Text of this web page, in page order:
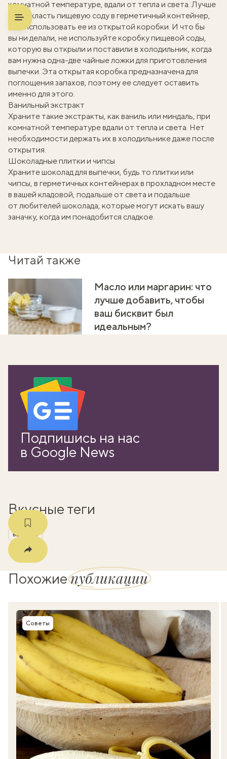
комнатной температуре, вдали от тепла и света. Лучше
всего класть пищевую соду в герметичный контейнер,
а не использовать ее из открытой коробки. И что бы
вы ни делали, не используйте коробку пищевой соды,
которую вы открыли и поставили в холодильник, когда
вам нужна одна-две чайные ложки для приготовления
выпечки. Эта открытая коробка предназначена для
поглощения запахов, поэтому ее следует оставить
именно для этого.
Ванильный экстракт
Храните такие экстракты, как ваниль или миндаль, при
комнатной температуре вдали от тепла и света. Нет
необходимости держать их в холодильнике даже после
открытия.
Шоколадные плитки и чипсы
Храните шоколад для выпечки, будь то плитки или
чипсы, в герметичных контейнерах в прохладном месте
в вашей кладовой, подальше от света и подальше
от любителей шоколада, которые могут искать вашу
заначку, когда им понадобится сладкое.
Читай также
Масло или маргарин: что
лучше добавить, чтобы
ваш бисквит был
идеальным?
Подпишись на нас
в Google News
Вкусные теги
выпечка
Похожиепубликации
Советы